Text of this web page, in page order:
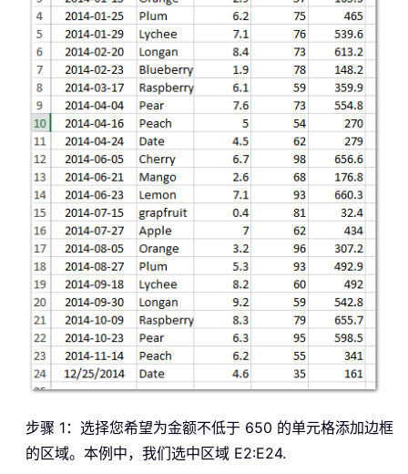
步骤 1：选择您希望为金额不低于 650 的单元格添加边框
的区域。本例中，我们选中区域 E2:E24.